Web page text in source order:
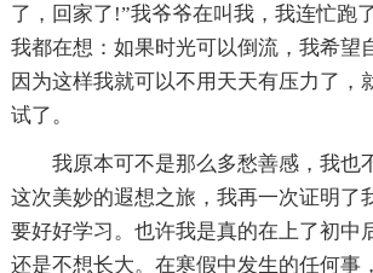
了，回家了!”我爷爷在叫我，我连忙跑
我都在想：如果时光可以倒流，我希望
因为这样我就可以不用天天有压力了，
试了。
我原本可不是那么多愁善感，我也
这次美妙的遐想之旅，我再一次证明了
要好好学习。也许我是真的在上了初中
还是不想长大。在寒假中发生的任何事